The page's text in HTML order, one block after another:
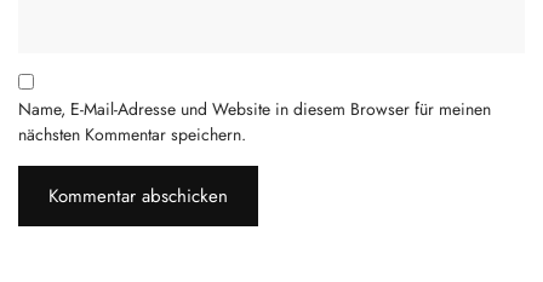
Name, E-Mail-Adresse und Website in diesem Browser für meinen
nächsten Kommentar speichern.